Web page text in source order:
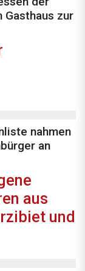
Gasthaus zur
nahmen
an
aus
und